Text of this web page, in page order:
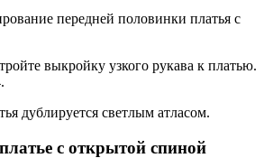
передней половинки платья с
выкройку узкого рукава к платью.
дублируется светлым атласом.
с открытой спиной